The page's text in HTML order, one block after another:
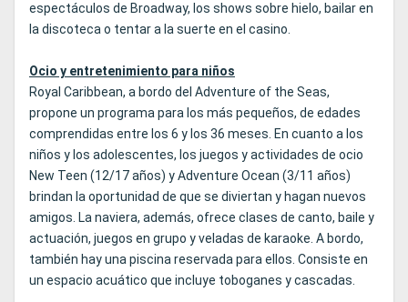
espectáculos de Broadway, los shows sobre hielo, bailar en
la discoteca o tentar a la suerte en el casino.
Ocio y entretenimiento para niños
Royal Caribbean, a bordo del Adventure of the Seas,
propone un programa para los más pequeños, de edades
comprendidas entre los 6 y los 36 meses. En cuanto a los
niños y los adolescentes, los juegos y actividades de ocio
New Teen (12/17 años) y Adventure Ocean (3/11 años)
brindan la oportunidad de que se diviertan y hagan nuevos
amigos. La naviera, además, ofrece clases de canto, baile y
actuación, juegos en grupo y veladas de karaoke. A bordo,
también hay una piscina reservada para ellos. Consiste en
un espacio acuático que incluye toboganes y cascadas.